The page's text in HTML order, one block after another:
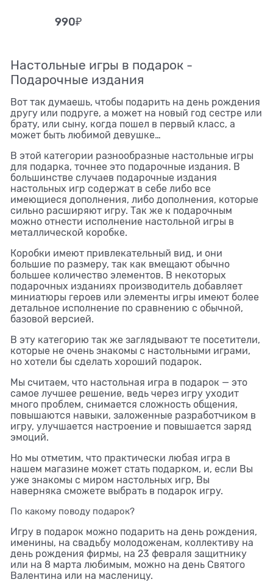
990₽
Настольные игры в подарок -
Подарочные издания
Вот так думаешь, чтобы подарить на день рождения
другу или подруге, а может на новый год сестре или
брату, или сыну, когда пошел в первый класс, а
может быть любимой девушке…
В этой категории разнообразные настольные игры
для подарка, точнее это подарочные издания. В
большинстве случаев подарочные издания
настольных игр содержат в себе либо все
имеющиеся дополнения, либо дополнения, которые
сильно расширяют игру. Так же к подарочным
можно отнести исполнение настольной игры в
металлической коробке.
Коробки имеют привлекательный вид, и они
большие по размеру, так как вмещают обычно
большее количество элементов. В некоторых
подарочных изданиях производитель добавляет
миниатюры героев или элементы игры имеют более
детальное исполнение по сравнению с обычной,
базовой версией.
В эту категорию так же заглядывают те посетители,
которые не очень знакомы с настольными играми,
но хотели бы сделать хороший подарок.
Мы считаем, что настольная игра в подарок — это
самое лучшее решение, ведь через игру уходит
много проблем, снимается сложность общения,
повышаются навыки, заложенные разработчиком в
игру, улучшается настроение и повышается заряд
эмоций.
Но мы отметим, что практически любая игра в
нашем магазине может стать подарком, и, если Вы
уже знакомы с миром настольных игр, Вы
наверняка сможете выбрать в подарок игру.
По какому поводу подарок?
Игру в подарок можно подарить на день рождения,
именины, на свадьбу молодоженам, коллективу на
день рождения фирмы, на 23 февраля защитнику
или на 8 марта любимым, можно на день Святого
Валентина или на масленицу.